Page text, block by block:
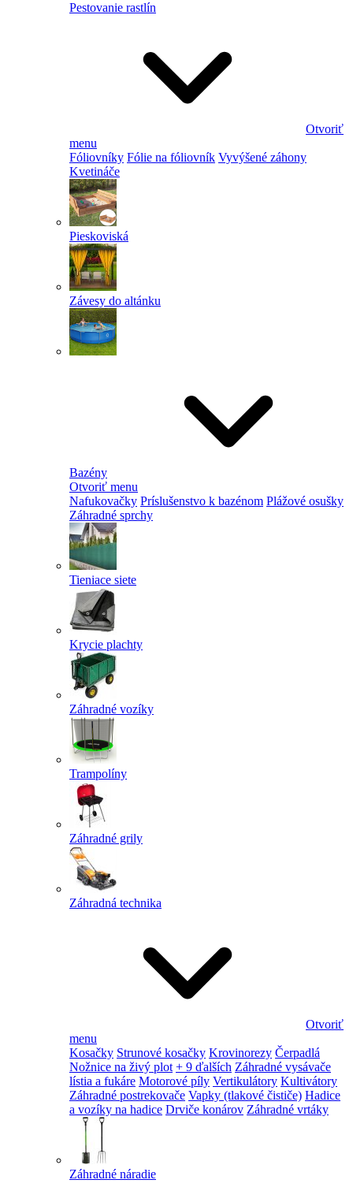
Pestovanie rastlín
Otvoriť
menu
Fóliovníky Fólie na fóliovník Vyvýšené záhony
Kvetináče
Pieskoviská
Závesy do altánku
Bazény
Otvoriť menu
Nafukovačky Príslušenstvo k bazénom Plážové osušky
Záhradné sprchy
Tieniace siete
Krycie plachty
Záhradné vozíky
Trampolíny
Záhradné grily
Záhradná technika
Otvoriť
menu
Kosačky Strunové kosačky Krovinorezy Čerpadlá
Nožnice na živý plot + 9 ďalších Záhradné vysávače
lístia a fukáre Motorové píly Vertikulátory Kultivátory
Záhradné postrekovače Vapky (tlakové čističe) Hadice
a vozíky na hadice Drviče konárov Záhradné vrtáky
Záhradné náradie